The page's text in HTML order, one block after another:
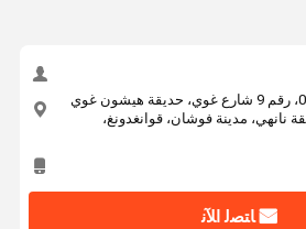
العنوان: ورشة العمل رقم 03، رقم 9 شارع غوي، حديقة هيشون غوي
نانهي، مدينة فوشان، قوانغدونغ،
ﺎﺘﺼﻟ ﺍﻶﻧ